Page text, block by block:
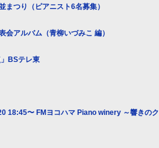
まつり（ピアニスト6名募集）
会アルバム（青柳いづみこ 編）
BSテレ東
18:45〜 FMヨコハマ Piano winery ～響きの